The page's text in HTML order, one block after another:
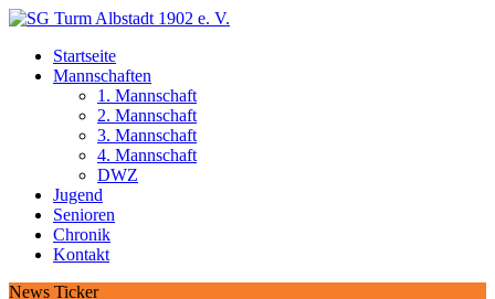
Startseite
Mannschaften
1. Mannschaft
2. Mannschaft
3. Mannschaft
4. Mannschaft
DWZ
Jugend
Senioren
Chronik
Kontakt
News Ticker